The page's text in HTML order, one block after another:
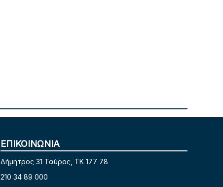
ΕΠΙΚΟΙΝΩΝΙΑ
Δήμητρος 31 Ταύρος, TK 177 78
210 34 89 000